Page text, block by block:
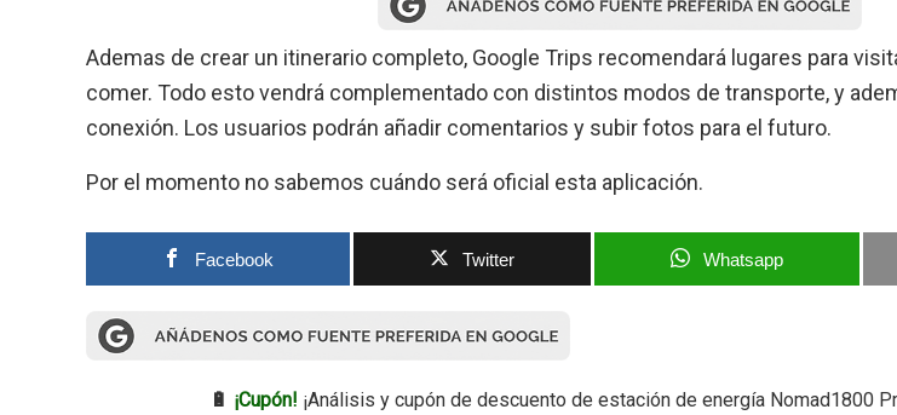
Ademas de crear un itinerario completo, Google Trips recomendará lugares para
comer. Todo esto vendrá complementado con distintos modos de transporte, y
conexión. Los usuarios podrán añadir comentarios y subir fotos para el futuro.
Por el momento no sabemos cuándo será oficial esta aplicación.
Facebook Twitter Whatsapp
🔋 ¡Cupón! ¡Análisis y cupón de descuento de estación de energía Nomad1800